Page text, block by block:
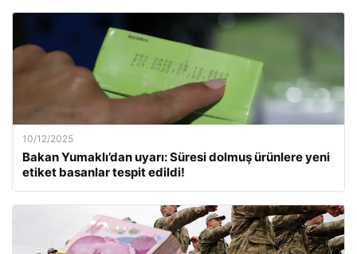
10/12/2025
Bakan Yumaklı’dan uyarı: Süresi dolmuş ürünlere yeni
etiket basanlar tespit edildi!